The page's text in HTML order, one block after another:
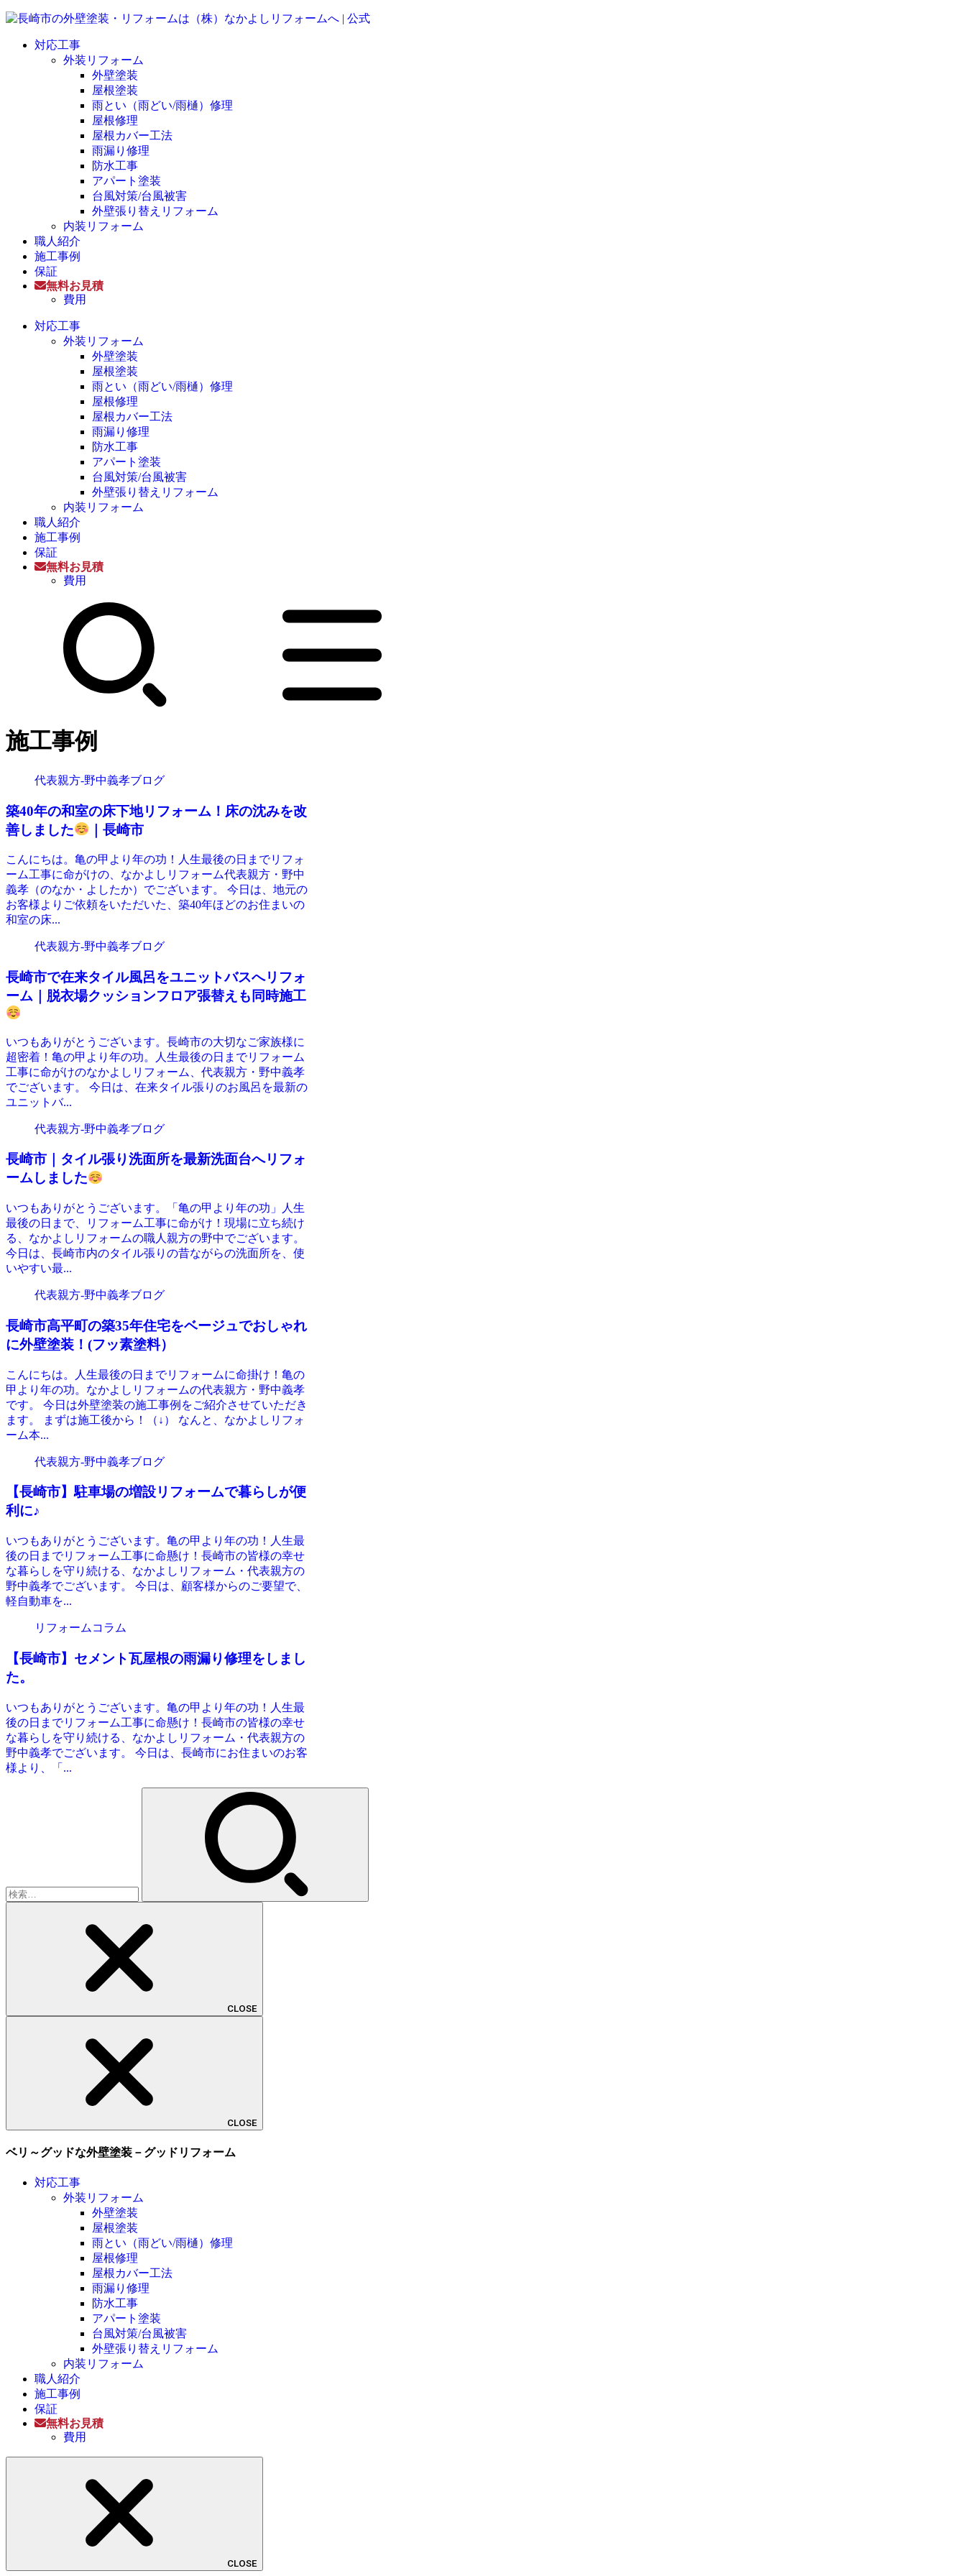
対応工事
外装リフォーム
外壁塗装
屋根塗装
雨とい（雨どい/雨樋）修理
屋根修理
屋根カバー工法
雨漏り修理
防水工事
アパート塗装
台風対策/台風被害
外壁張り替えリフォーム
内装リフォーム
職人紹介
施工事例
保証
無料お見積
費用
対応工事
外装リフォーム
外壁塗装
屋根塗装
雨とい（雨どい/雨樋）修理
屋根修理
屋根カバー工法
雨漏り修理
防水工事
アパート塗装
台風対策/台風被害
外壁張り替えリフォーム
内装リフォーム
職人紹介
施工事例
保証
無料お見積
費用
施工事例
代表親方-野中義孝ブログ
築40年の和室の床下地リフォーム！床の沈みを改
善しました
｜長崎市
こんにちは。亀の甲より年の功！人生最後の日までリフォ
ーム工事に命がけの、なかよしリフォーム代表親方・野中
義孝（のなか・よしたか）でございます。 今日は、地元の
お客様よりご依頼をいただいた、築40年ほどのお住まいの
和室の床...
代表親方-野中義孝ブログ
長崎市で在来タイル風呂をユニットバスへリフォ
ーム｜脱衣場クッションフロア張替えも同時施工
いつもありがとうございます。長崎市の大切なご家族様に
超密着！亀の甲より年の功。人生最後の日までリフォーム
工事に命がけのなかよしリフォーム、代表親方・野中義孝
でございます。 今日は、在来タイル張りのお風呂を最新の
ユニットバ...
代表親方-野中義孝ブログ
長崎市｜タイル張り洗面所を最新洗面台へリフォ
ームしました
いつもありがとうございます。「亀の甲より年の功」人生
最後の日まで、リフォーム工事に命がけ！現場に立ち続け
る、なかよしリフォームの職人親方の野中でございます。
今日は、長崎市内のタイル張りの昔ながらの洗面所を、使
いやすい最...
代表親方-野中義孝ブログ
長崎市高平町の築35年住宅をベージュでおしゃれ
に外壁塗装！(フッ素塗料）
こんにちは。人生最後の日までリフォームに命掛け！亀の
甲より年の功。なかよしリフォームの代表親方・野中義孝
です。 今日は外壁塗装の施工事例をご紹介させていただき
ます。 まずは施工後から！（↓） なんと、なかよしリフォ
ーム本...
代表親方-野中義孝ブログ
【長崎市】駐車場の増設リフォームで暮らしが便
利に♪
いつもありがとうございます。亀の甲より年の功！人生最
後の日までリフォーム工事に命懸け！長崎市の皆様の幸せ
な暮らしを守り続ける、なかよしリフォーム・代表親方の
野中義孝でございます。 今日は、顧客様からのご要望で、
軽自動車を...
リフォームコラム
【長崎市】セメント瓦屋根の雨漏り修理をしまし
た。
いつもありがとうございます。亀の甲より年の功！人生最
後の日までリフォーム工事に命懸け！長崎市の皆様の幸せ
な暮らしを守り続ける、なかよしリフォーム・代表親方の
野中義孝でございます。 今日は、長崎市にお住まいのお客
様より、「...
CLOSE
CLOSE
ベリ～グッドな外壁塗装－グッドリフォーム
対応工事
外装リフォーム
外壁塗装
屋根塗装
雨とい（雨どい/雨樋）修理
屋根修理
屋根カバー工法
雨漏り修理
防水工事
アパート塗装
台風対策/台風被害
外壁張り替えリフォーム
内装リフォーム
職人紹介
施工事例
保証
無料お見積
費用
CLOSE